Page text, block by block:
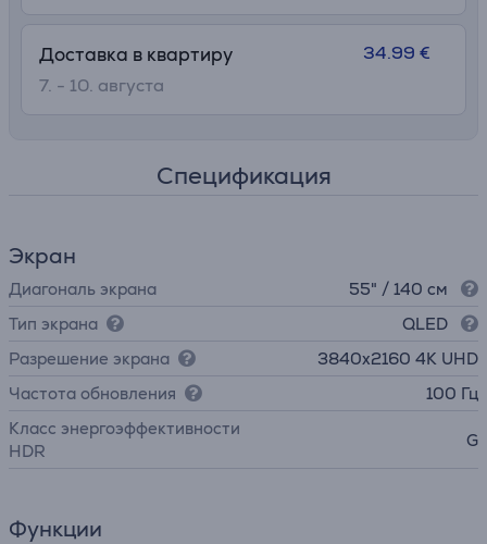
Доставка в квартиру
7. - 10. августа
34.99 €
Спецификация
Экран
Диагональ экрана
55" / 140 см
Тип экрана
QLED
Разрешение экрана
3840х2160 4K UHD
Частота обновления
100 Гц
Класс энергоэффективности
HDR
G
Функции